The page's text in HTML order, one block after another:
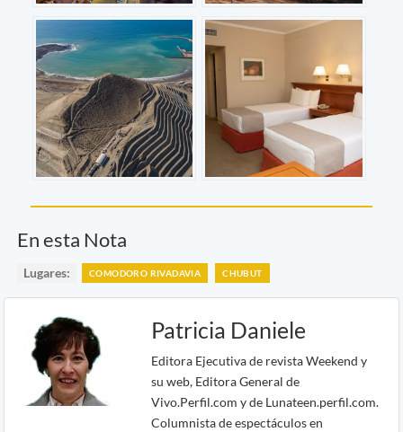
En esta Nota
Lugares: COMODORO RIVADAVIA CHUBUT
Patricia Daniele
Editora Ejecutiva de revista Weekend y
su web, Editora General de
Vivo.Perfil.com y de Lunateen.perfil.com.
Columnista de espectáculos en